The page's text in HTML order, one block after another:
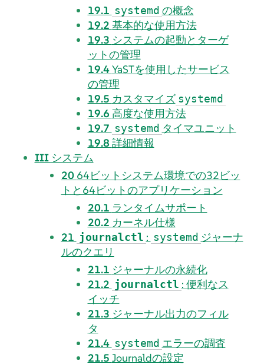
19.1 systemd の概念
19.2 基本的な使用方法
19.3 システムの起動とターゲ
ットの管理
19.4YaSTを使用したサービス
の管理
19.5 カスタマイズ systemd
19.6 高度な使用方法
19.7 systemd タイマユニット
19.8 詳細情報
III システム
20 64ビットシステム環境での32ビッ
トと64ビットのアプリケーション
20.1 ランタイムサポート
20.2 カーネル仕様
21 journalctl : systemd ジャーナ
ルのクエリ
21.1 ジャーナルの永続化
21.2 journalctl : 便利なス
イッチ
21.3 ジャーナル出力のフィル
タ
21.4 systemd エラーの調査
21.5 Journaldの設定